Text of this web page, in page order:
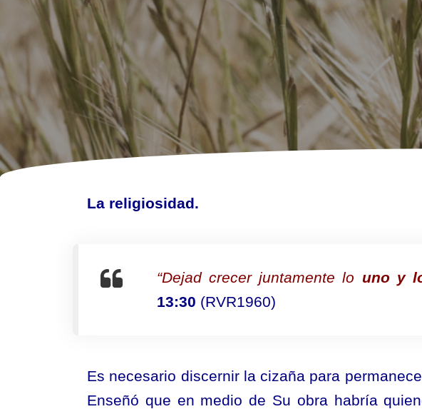
¿Cuál
fruto
de
La religiosidad.
“Dejad crecer juntamente lo uno y
13:30 (RVR1960)
Es necesario discernir la cizaña para
Enseñó que en medio de Su obra habría